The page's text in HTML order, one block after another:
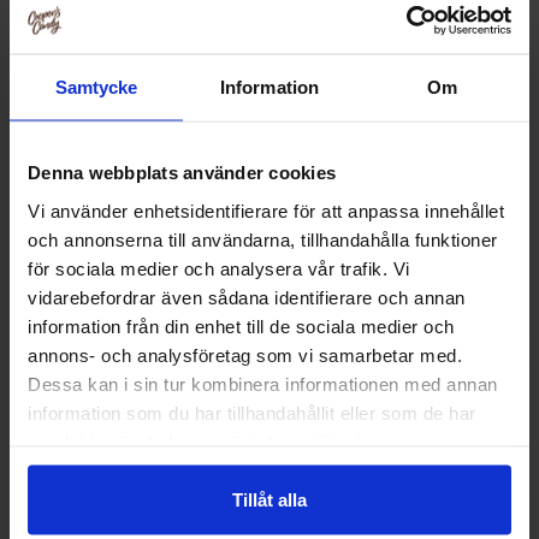
Samtycke Information Om
Denna webbplats använder cookies
Vi använder enhetsidentifierare för att anpassa innehållet
och annonserna till användarna, tillhandahålla funktioner
för sociala medier och analysera vår trafik. Vi
vidarebefordrar även sådana identifierare och annan
information från din enhet till de sociala medier och
annons- och analysföretag som vi samarbetar med.
Dessa kan i sin tur kombinera informationen med annan
information som du har tillhandahållit eller som de har
Tillåt alla
Hersheys Kisses 137g
56.90 kr
Kjøp
Hersheys